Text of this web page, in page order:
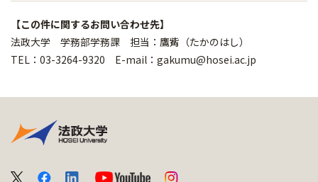
【この件に関するお問い合わせ先】
法政大学 学務部学務課 担当：鷹觜（たかのはし）
TEL：03-3264-9320 E-mail：gakumu@hosei.ac.jp